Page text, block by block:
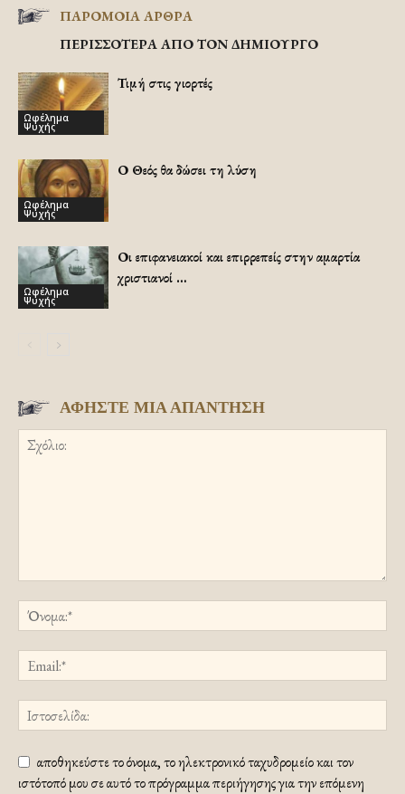
ΠΑΡΟΜΟΙΑ ΑΡΘΡΑ
ΠΕΡΙΣΣΟΤΕΡΑ ΑΠΟ ΤΟΝ ΔΗΜΙΟΥΡΓΟ
Ωφέλημα
Ψυχής
Τιμή στις γιορτές
Ωφέλημα
Ψυχής
Ο Θεός θα δώσει τη λύση
Ωφέλημα
Ψυχής
Οι επιφανειακοί και επιρρεπείς στην αμαρτία
χριστιανοί …
ΑΦΗΣΤΕ ΜΙΑ ΑΠΑΝΤΗΣΗ
αποθηκεύστε το όνομα, το ηλεκτρονικό ταχυδρομείο και τον
ιστότοπό μου σε αυτό το πρόγραμμα περιήγησης για την επόμενη